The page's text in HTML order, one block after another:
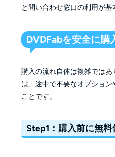
と問い合わせ窓口の利用が基
DVDFabを安全に購
購入の流れ自体は複雑では
は、途中で不要なオプショ
ことです。
Step1：購入前に無